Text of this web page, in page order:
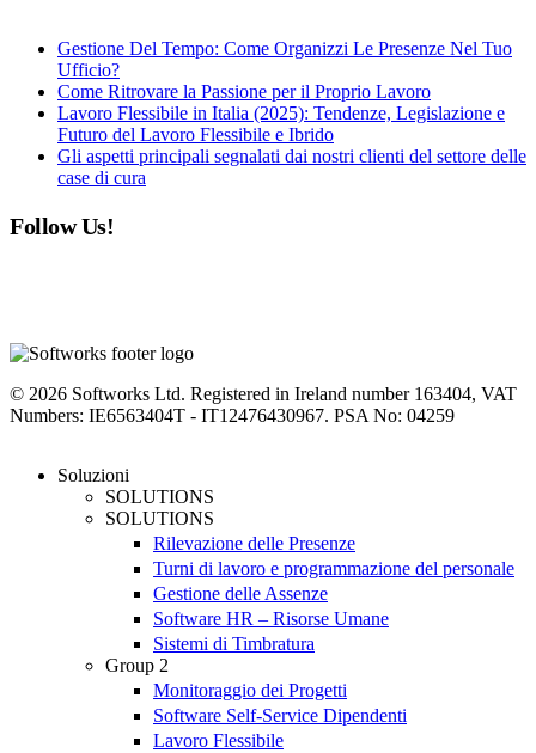
Gestione Del Tempo: Come Organizzi Le Presenze Nel Tuo
Ufficio?
Come Ritrovare la Passione per il Proprio Lavoro
Lavoro Flessibile in Italia (2025): Tendenze, Legislazione e
Futuro del Lavoro Flessibile e Ibrido
Gli aspetti principali segnalati dai nostri clienti del settore delle
case di cura
Follow Us!
linkedininstagramfacebook
© 2026 Softworks Ltd. Registered in Ireland number 163404, VAT
Numbers: IE6563404T - IT12476430967. PSA No: 04259
Close
Soluzioni
SOLUTIONS
SOLUTIONS
Rilevazione delle Presenze
Turni di lavoro e programmazione del personale
Gestione delle Assenze
Software HR – Risorse Umane
Sistemi di Timbratura
Group 2
Monitoraggio dei Progetti
Software Self-Service Dipendenti
Lavoro Flessibile